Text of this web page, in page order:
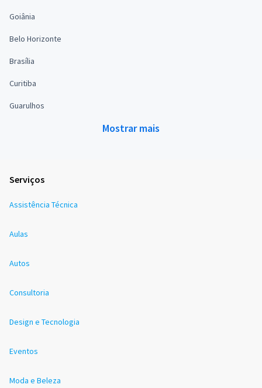
Goiânia
Belo Horizonte
Brasília
Curitiba
Guarulhos
Mostrar mais
Serviços
Assistência Técnica
Aulas
Autos
Consultoria
Design e Tecnologia
Eventos
Moda e Beleza